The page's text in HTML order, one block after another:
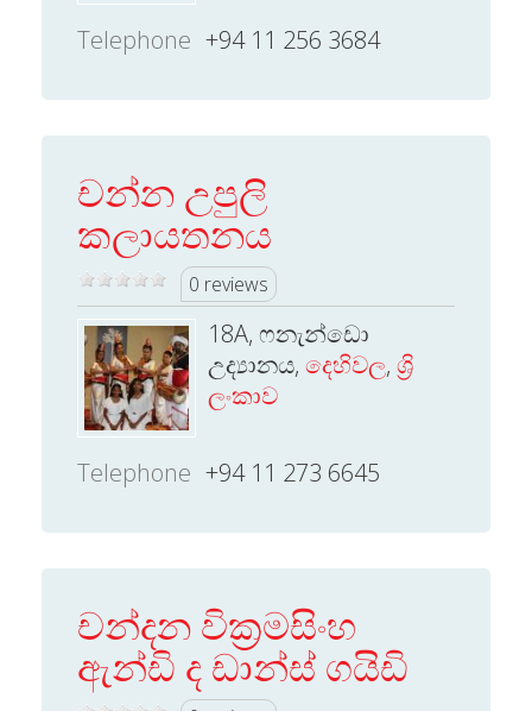
Telephone +94 11 256 3684
චන්න උපුලි
කලායතනය
0 reviews
18A, ෆනැන්ඩො
උද්‍යානය, දෙහිවල, ශ්‍රි
ලංකාව
Telephone +94 11 273 6645
චන්දන වික්‍රමසිංහ
ඇන්ඩි ද ඩාන්ස් ගයිඩි